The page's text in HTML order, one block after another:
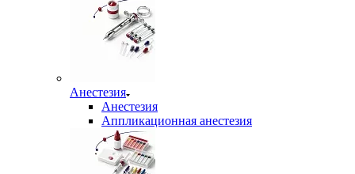
Анестезия
Анестезия
Аппликационная анестезия